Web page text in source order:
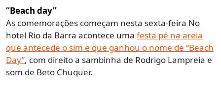
“Beach day”
As comemorações começam nesta sexta-feira No
hotel Rio da Barra acontece uma festa pé na areia
que antecede o sim e que ganhou o nome de “Beach
Day”, com direito a sambinha de Rodrigo Lampreia e
som de Beto Chuquer.